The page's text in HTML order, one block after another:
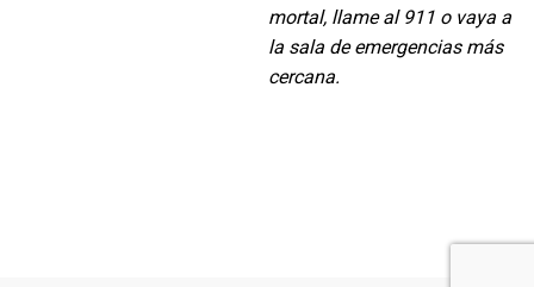
mortal, llame al 911 o vaya a
la sala de emergencias más
cercana.